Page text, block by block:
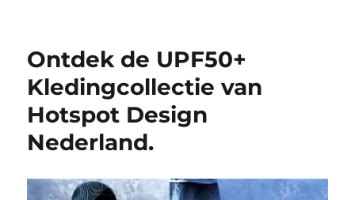
Ontdek de UPF50+
Kledingcollectie van
Hotspot Design
Nederland.